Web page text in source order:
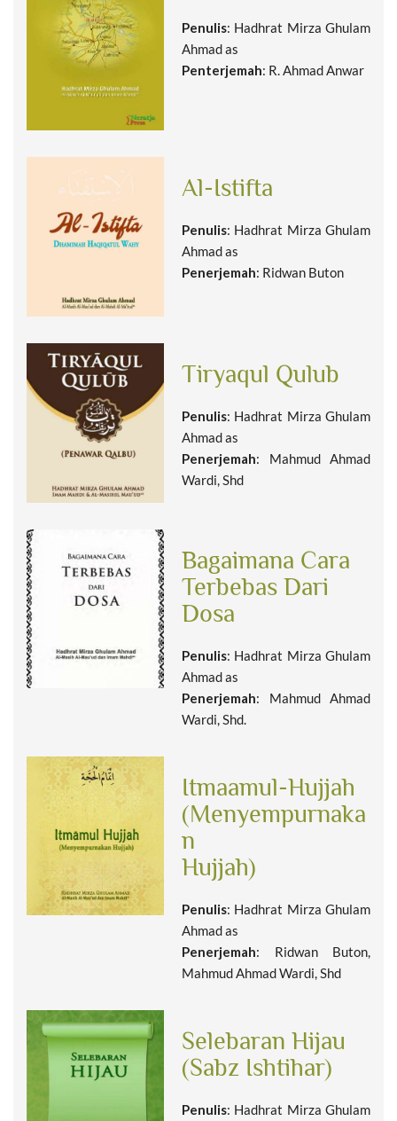
Penulis: Hadhrat Mirza Ghulam
Ahmad as
Penterjemah: R. Ahmad Anwar
Al-Istifta
Penulis: Hadhrat Mirza Ghulam
Ahmad as
Penerjemah: Ridwan Buton
Tiryaqul Qulub
Penulis: Hadhrat Mirza Ghulam
Ahmad as
Penerjemah: Mahmud Ahmad
Wardi, Shd
Bagaimana Cara
Terbebas Dari
Dosa
Penulis: Hadhrat Mirza Ghulam
Ahmad as
Penerjemah: Mahmud Ahmad
Wardi, Shd.
Itmaamul-Hujjah
(Menyempurnaka
n
Hujjah)
Penulis: Hadhrat Mirza Ghulam
Ahmad as
Penerjemah: Ridwan Buton,
Mahmud Ahmad Wardi, Shd
Selebaran Hijau
(Sabz Ishtihar)
Penulis: Hadhrat Mirza Ghulam